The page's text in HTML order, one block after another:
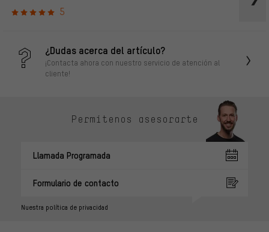
5
¿Dudas acerca del artículo?
¡Contacta ahora con nuestro servicio de atención al
cliente!
Permítenos asesorarte
Llamada Programada
Formulario de contacto
Nuestra política de privacidad